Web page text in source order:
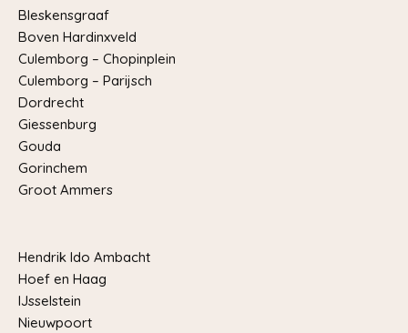
Bleskensgraaf
Boven Hardinxveld
Culemborg – Chopinplein
Culemborg – Parijsch
Dordrecht
Giessenburg
Gouda
Gorinchem
Groot Ammers
Hendrik Ido Ambacht
Hoef en Haag
IJsselstein
Nieuwpoort